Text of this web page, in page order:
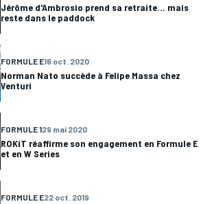
Jérôme d'Ambrosio prend sa retraite... mais
reste dans le paddock
FORMULE E16 oct. 2020
Norman Nato succède à Felipe Massa chez
Venturi
FORMULE 129 mai 2020
ROKiT réaffirme son engagement en Formule E
et en W Series
FORMULE E22 oct. 2019